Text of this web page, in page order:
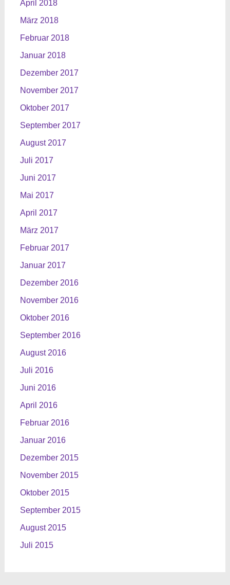
April 2018
März 2018
Februar 2018
Januar 2018
Dezember 2017
November 2017
Oktober 2017
September 2017
August 2017
Juli 2017
Juni 2017
Mai 2017
April 2017
März 2017
Februar 2017
Januar 2017
Dezember 2016
November 2016
Oktober 2016
September 2016
August 2016
Juli 2016
Juni 2016
April 2016
Februar 2016
Januar 2016
Dezember 2015
November 2015
Oktober 2015
September 2015
August 2015
Juli 2015